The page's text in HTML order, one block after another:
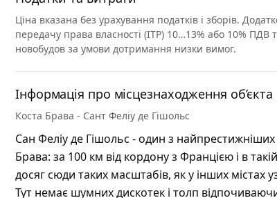
Ціна вказана без урахування податків і зборів.
передачу права власності (ITP) 10…13% або 10% ПДВ
новобудов за умови дотримання низки вимог.
Інформація про місцезнаходження об’єкта
Коста Брава - Сант Феліу де Гішольс
Сан Феліу де Гішольс - один з
Брава: за 100 км від кордону з Францією і в
досяг сюди таких масштабів, як у інших містах
Тут немає шумних дискотек і толп